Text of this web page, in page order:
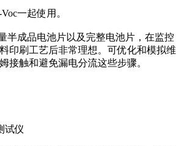
一起使用。
半成品电池片以及完整电池片，在监控
印刷工艺后非常理想。可优化和模拟维
接触和避免漏电分流这些步骤。
试仪